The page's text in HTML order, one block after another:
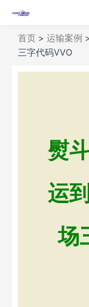
首页 > 运输案例 >
三字代码VVO
熨
运
场